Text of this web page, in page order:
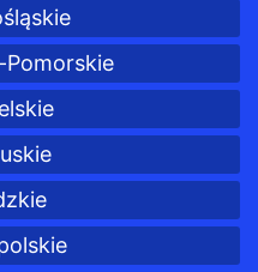
Pomorskie